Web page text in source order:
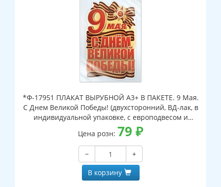
*Ф-17951 ПЛАКАТ ВЫРУБНОЙ А3+ В ПАКЕТЕ. 9 Мая.
С Днем Великой Победы! (двухсторонний, ВД-лак, в
индивидуальной упаковке, с европодвесом и
клеевым клапаном)
Цена розн: 79 ₽
−
+
В корзину